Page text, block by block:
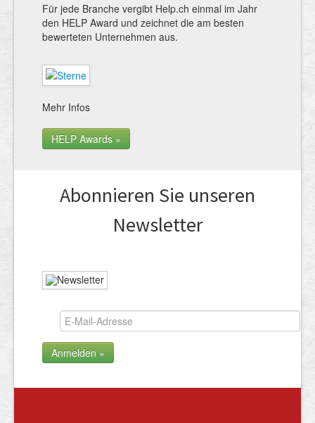
Für jede Branche vergibt Help.ch einmal im Jahr
den HELP Award und zeichnet die am besten
bewerteten Unternehmen aus.
Mehr Infos
HELP Awards »
Abonnieren Sie unseren
News­letter